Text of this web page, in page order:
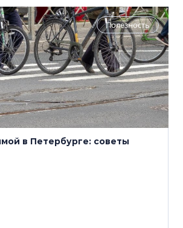
Полезность
в Петербурге: советы